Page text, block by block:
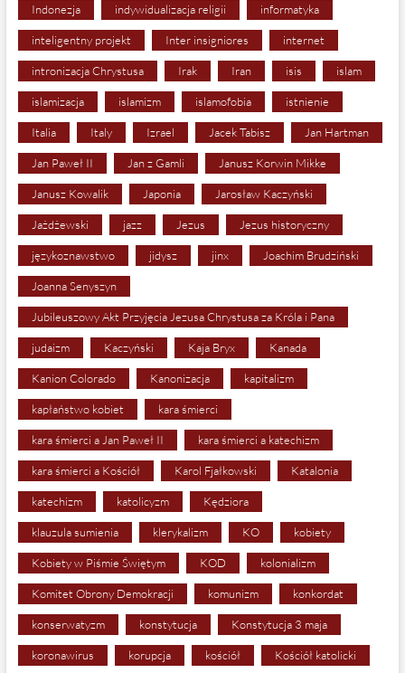
Indonezja indywidualizacja religii informatyka
inteligentny projekt Inter insigniores internet
intronizacja Chrystusa Irak Iran isis islam
islamizacja islamizm islamofobia istnienie
Italia Italy Izrael Jacek Tabisz Jan Hartman
Jan Paweł II Jan z Gamli Janusz Korwin Mikke
Janusz Kowalik Japonia Jarosław Kaczyński
Jażdżewski jazz Jezus Jezus historyczny
językoznawstwo jidysz jinx Joachim Brudziński
Joanna Senyszyn
Jubileuszowy Akt Przyjęcia Jezusa Chrystusa za Króla i Pana
judaizm Kaczyński Kaja Bryx Kanada
Kanion Colorado Kanonizacja kapitalizm
kapłaństwo kobiet kara śmierci
kara śmierci a Jan Paweł II kara śmierci a katechizm
kara śmierci a Kościół Karol Fjałkowski Katalonia
katechizm katolicyzm Kędziora
klauzula sumienia klerykalizm KO kobiety
Kobiety w Piśmie Świętym KOD kolonializm
Komitet Obrony Demokracji komunizm konkordat
konserwatyzm konstytucja Konstytucja 3 maja
koronawirus korupcja kościół Kościół katolicki